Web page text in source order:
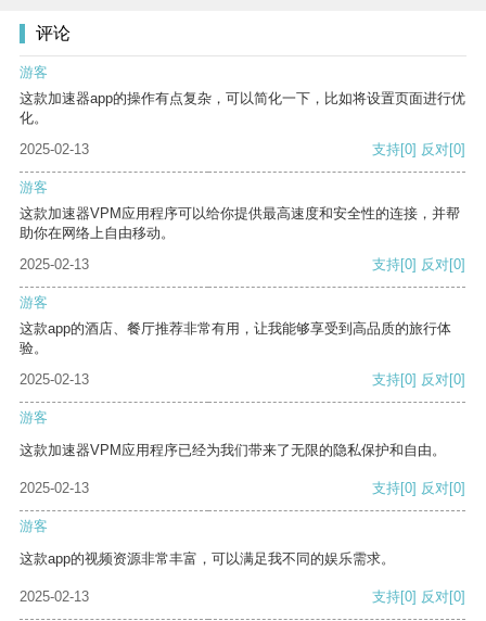
评论
游客
这款加速器app的操作有点复杂，可以简化一下，比如将设置页面进行优
化。
2025-02-13
支持[0] 反对[0]
游客
这款加速器VPM应用程序可以给你提供最高速度和安全性的连接，并帮
助你在网络上自由移动。
2025-02-13
支持[0] 反对[0]
游客
这款app的酒店、餐厅推荐非常有用，让我能够享受到高品质的旅行体
验。
2025-02-13
支持[0] 反对[0]
游客
这款加速器VPM应用程序已经为我们带来了无限的隐私保护和自由。
2025-02-13 支持[0] 反对[0]
游客
这款app的视频资源非常丰富，可以满足我不同的娱乐需求。
2025-02-13 支持[0] 反对[0]